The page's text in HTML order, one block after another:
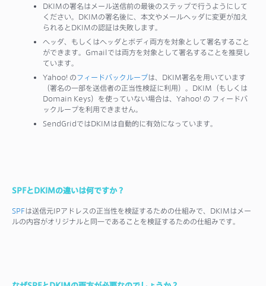
DKIMの署名はメール送信前の最後のステップで行うようにして
ください。DKIMの署名後に、本文やメールヘッダに変更が加え
られるとDKIMの認証は失敗します。
ヘッダ、もしくはヘッダとボディ両方を対象として署名すること
ができます。Gmailでは両方を対象として署名することを推奨し
ています。
Yahoo! のフィードバックループは、DKIM署名を用いています
（署名の一部を送信者の正当性検証に利用）。DKIM（もしくは
Domain Keys）を使っていない場合は、Yahoo! の フィードバ
ックループを利用できません。
SendGridではDKIMは自動的に有効になっています。
SPFとDKIMの違いは何ですか？
SPFは送信元IPアドレスの正当性を検証するための仕組みで、DKIMはメー
ルの内容がオリジナルと同一であることを検証するための仕組みです。